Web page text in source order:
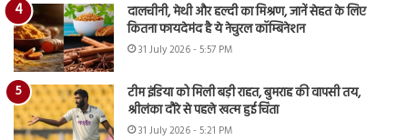
दालचीनी, मेथी और हल्दी का मिश्रण, जानें सेहत के लिए
कितना फायदेमंद है ये नेचुरल कॉम्बिनेशन
31 July 2026 - 5:57 PM
टीम इंडिया को मिली बड़ी राहत, बुमराह की वापसी तय,
श्रीलंका दौरे से पहले खत्म हुई चिंता
31 July 2026 - 5:21 PM